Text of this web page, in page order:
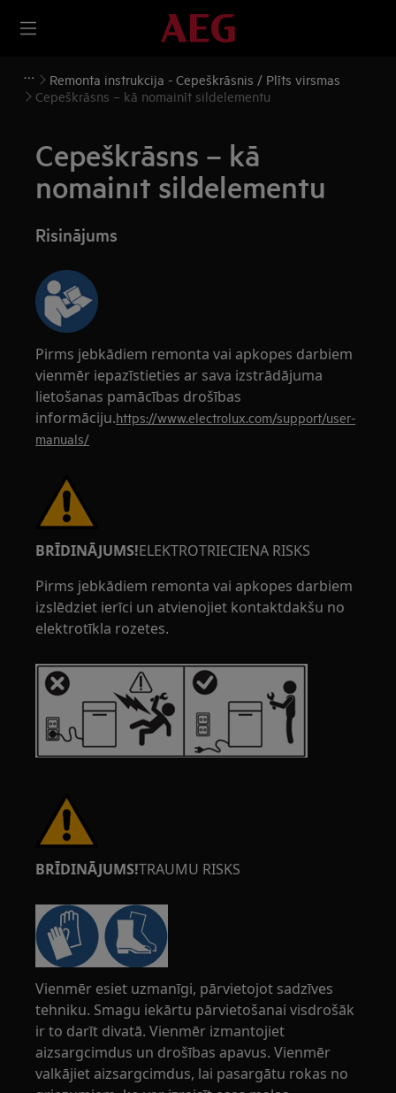
Remonta instrukcija - Cepeškrāsnis / Plīts virsmas
Cepeškrāsns – kā nomainīt sildelementu
Cepeškrāsns – kā
nomainīt sildelementu
Risinājums
Pirms jebkādiem remonta vai apkopes darbiem
vienmēr iepazīstieties ar sava izstrādājuma
lietošanas pamācības drošības
informāciju.https://www.electrolux.com/support/user-
manuals/
BRĪDINĀJUMS!ELEKTROTRIECIENA RISKS
Pirms jebkādiem remonta vai apkopes darbiem
izslēdziet ierīci un atvienojiet kontaktdakšu no
elektrotīkla rozetes.
BRĪDINĀJUMS!TRAUMU RISKS
Vienmēr esiet uzmanīgi, pārvietojot sadzīves
tehniku. Smagu iekārtu pārvietošanai visdrošāk
ir to darīt divatā. Vienmēr izmantojiet
aizsargcimdus un drošības apavus. Vienmēr
valkājiet aizsargcimdus, lai pasargātu rokas no